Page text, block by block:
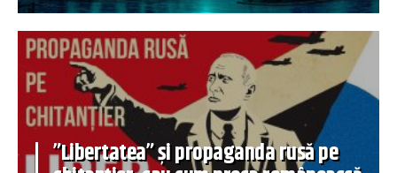
”Libertatea” și propaganda rusă pe